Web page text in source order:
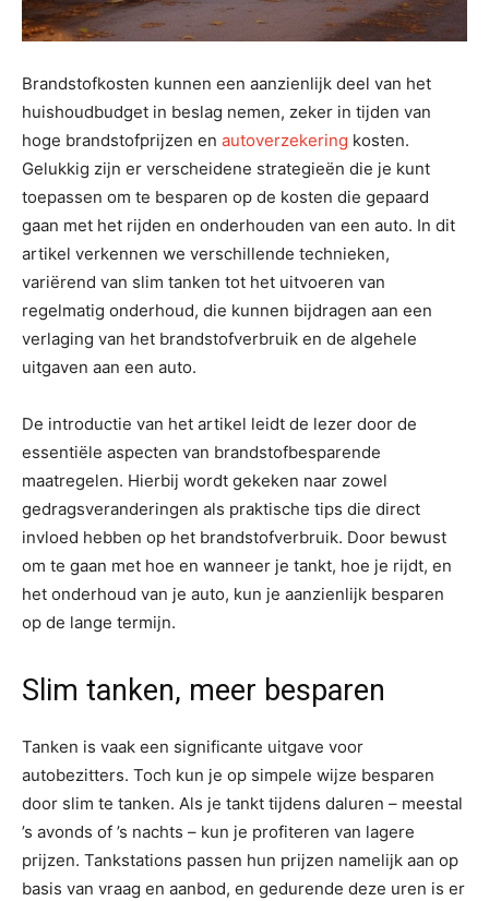
Brandstofkosten kunnen een aanzienlijk deel van het
huishoudbudget in beslag nemen, zeker in tijden van
hoge brandstofprijzen en autoverzekering kosten.
Gelukkig zijn er verscheidene strategieën die je kunt
toepassen om te besparen op de kosten die gepaard
gaan met het rijden en onderhouden van een auto. In dit
artikel verkennen we verschillende technieken,
variërend van slim tanken tot het uitvoeren van
regelmatig onderhoud, die kunnen bijdragen aan een
verlaging van het brandstofverbruik en de algehele
uitgaven aan een auto.
De introductie van het artikel leidt de lezer door de
essentiële aspecten van brandstofbesparende
maatregelen. Hierbij wordt gekeken naar zowel
gedragsveranderingen als praktische tips die direct
invloed hebben op het brandstofverbruik. Door bewust
om te gaan met hoe en wanneer je tankt, hoe je rijdt, en
het onderhoud van je auto, kun je aanzienlijk besparen
op de lange termijn.
Slim tanken, meer besparen
Tanken is vaak een significante uitgave voor
autobezitters. Toch kun je op simpele wijze besparen
door slim te tanken. Als je tankt tijdens daluren – meestal
’s avonds of ’s nachts – kun je profiteren van lagere
prijzen. Tankstations passen hun prijzen namelijk aan op
basis van vraag en aanbod, en gedurende deze uren is er